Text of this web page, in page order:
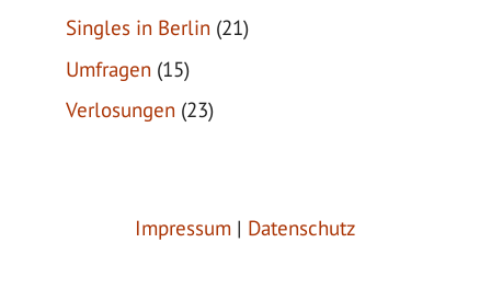
Singles in Berlin (21)
Umfragen (15)
Verlosungen (23)
Impressum | Datenschutz